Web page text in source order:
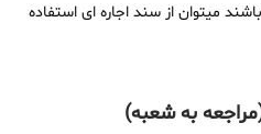
میتوان از سند اجاره ای استفاده